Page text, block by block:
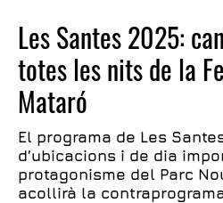
Les Santes 2025:
totes les nits de la
Mataró
El programa de Les
d’ubicacions i de dia
protagonisme del Parc
acollirà la